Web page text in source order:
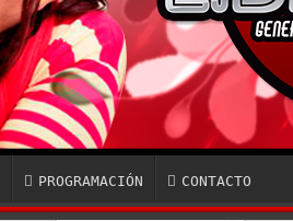
PROGRAMACIÓN CONTACTO